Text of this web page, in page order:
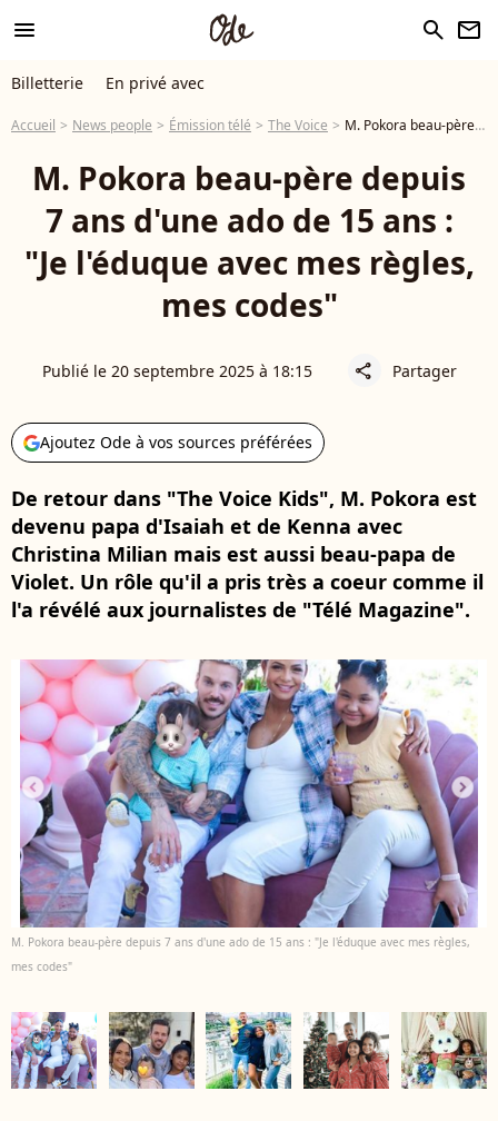
menu search newsletter
Billetterie En privé avec
Accueil News people Émission télé The Voice M. Pokora beau-père depuis 7 ans d'une ado de 15 ans : "Je l'éduque avec mes règles, mes codes"
M. Pokora beau-père depuis
7 ans d'une ado de 15 ans :
"Je l'éduque avec mes règles,
mes codes"
Publié le 20 septembre 2025 à 18:15 share Partager
Ajoutez Ode à vos sources préférées
De retour dans "The Voice Kids", M. Pokora est
devenu papa d'Isaiah et de Kenna avec
Christina Milian mais est aussi beau-papa de
Violet. Un rôle qu'il a pris très a coeur comme il
l'a révélé aux journalistes de "Télé Magazine".
M. Pokora beau-père depuis 7 ans d'une ado de 15 ans : "Je l'éduque avec mes règles,
mes codes"